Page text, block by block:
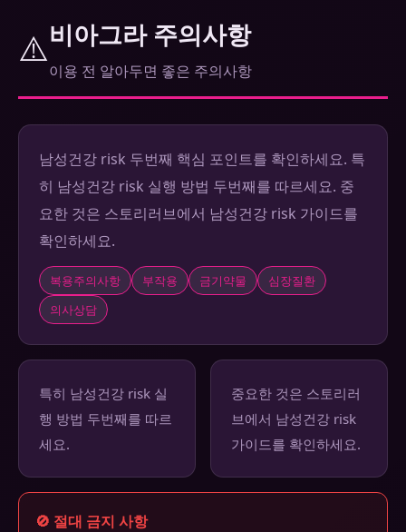
⚠️비아그라 주의사항
이용 전 알아두면 좋은 주의사항
남성건강 risk 두번째 핵심 포인트를 확인하세요. 특
히 남성건강 risk 실행 방법 두번째를 따르세요. 중
요한 것은 스토리러브에서 남성건강 risk 가이드를
확인하세요.
복용주의사항 부작용 금기약물
심장질환
의사상담
특히 남성건강 risk 실
행 방법 두번째를 따르
세요.
중요한 것은 스토리러
브에서 남성건강 risk
가이드를 확인하세요.
🚫 절대 금지 사항